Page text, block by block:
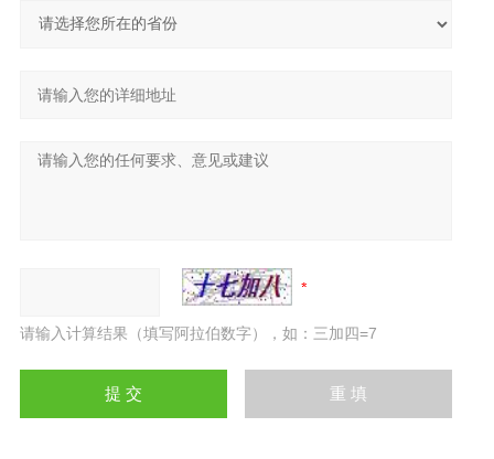
请输入计算结果（填写阿拉伯数字），如：三加四=7